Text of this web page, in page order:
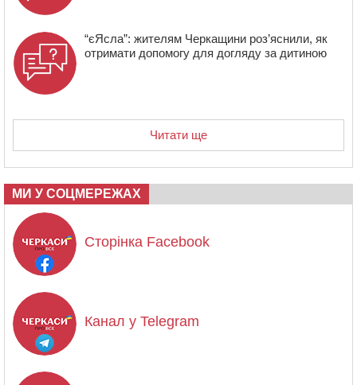
“єЯсла”: жителям Черкащини роз’яснили, як
отримати допомогу для догляду за дитиною
Читати ще
МИ У СОЦМЕРЕЖАХ
Сторінка Facebook
Канал у Telegram